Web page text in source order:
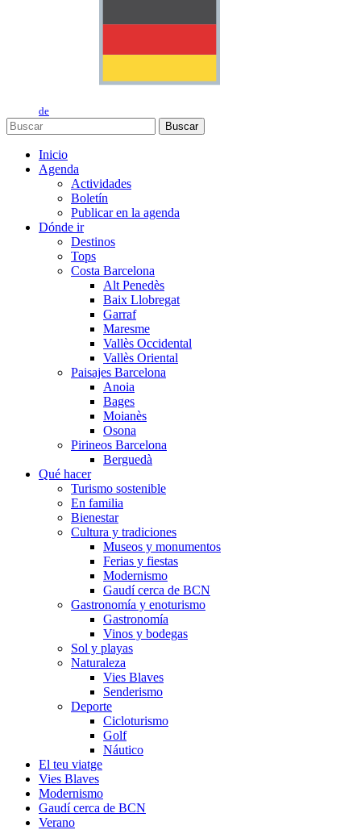
de
Buscar
Inicio
Agenda
Actividades
Boletín
Publicar en la agenda
Dónde ir
Destinos
Tops
Costa Barcelona
Alt Penedès
Baix Llobregat
Garraf
Maresme
Vallès Occidental
Vallès Oriental
Paisajes Barcelona
Anoia
Bages
Moianès
Osona
Pirineos Barcelona
Berguedà
Qué hacer
Turismo sostenible
En familia
Bienestar
Cultura y tradiciones
Museos y monumentos
Ferias y fiestas
Modernismo
Gaudí cerca de BCN
Gastronomía y enoturismo
Gastronomía
Vinos y bodegas
Sol y playas
Naturaleza
Vies Blaves
Senderismo
Deporte
Cicloturismo
Golf
Náutico
El teu viatge
Vies Blaves
Modernismo
Gaudí cerca de BCN
Verano